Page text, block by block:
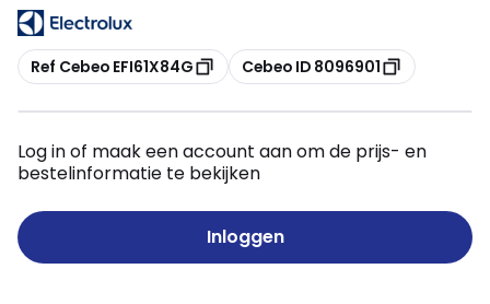
Kopiëren
Ref Cebeo EFI61X84G Kopiëren
Cebeo ID 8096901
Log in of maak een account aan om de prijs- en
bestelinformatie te bekijken
Inloggen